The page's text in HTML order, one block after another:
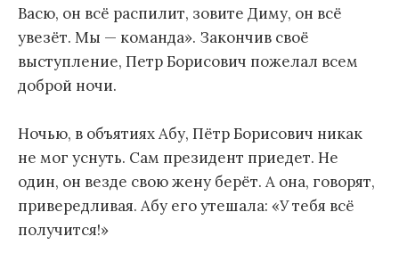
Васю, он всё распилит, зовите Диму, он всё
увезёт. Мы — команда». Закончив своё
выступление, Петр Борисович пожелал всем
доброй ночи.
Ночью, в объятиях Абу, Пётр Борисович никак
не мог уснуть. Сам президент приедет. Не
один, он везде свою жену берёт. А она, говорят,
привередливая. Абу его утешала: «У тебя всё
получится!»